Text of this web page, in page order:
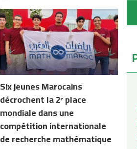
Six jeunes Marocains
décrochent la 2ᵉ place
mondiale dans une
compétition internationale
de recherche mathématique